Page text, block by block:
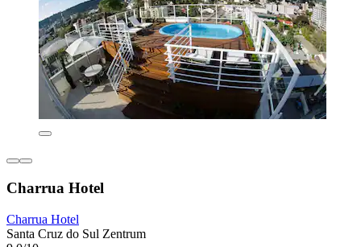
Charrua Hotel
Charrua Hotel
Santa Cruz do Sul Zentrum